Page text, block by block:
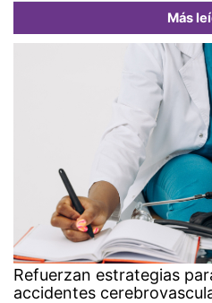
Más
Refuerzan estrategias
accidentes